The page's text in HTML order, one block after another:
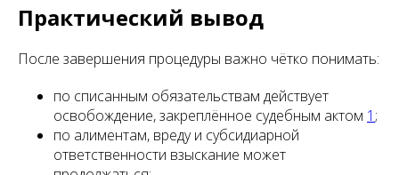
Практический вывод
После завершения процедуры важно чётко понимать:
по списанным обязательствам действует
освобождение, закреплённое судебным актом 1;
по алиментам, вреду и субсидиарной
ответственности взыскание может